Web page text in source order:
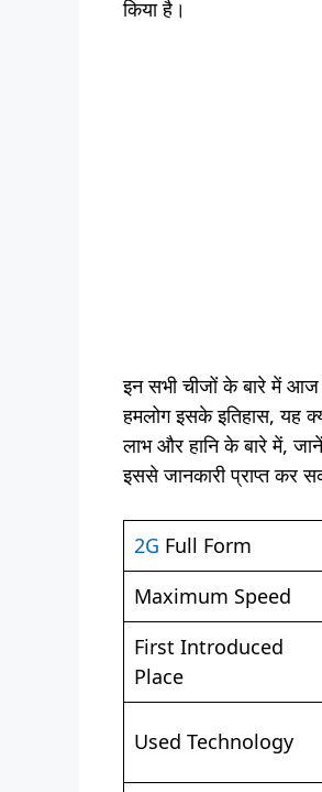
किया है।
इन सभी चीजों के बारे में
हमलोग इसके इतिहास,
लाभ और हानि के बारे में,
इससे जानकारी प्राप्त कर
2G Full Form
Maximum Speed
First Introduced
Place
Used Technology